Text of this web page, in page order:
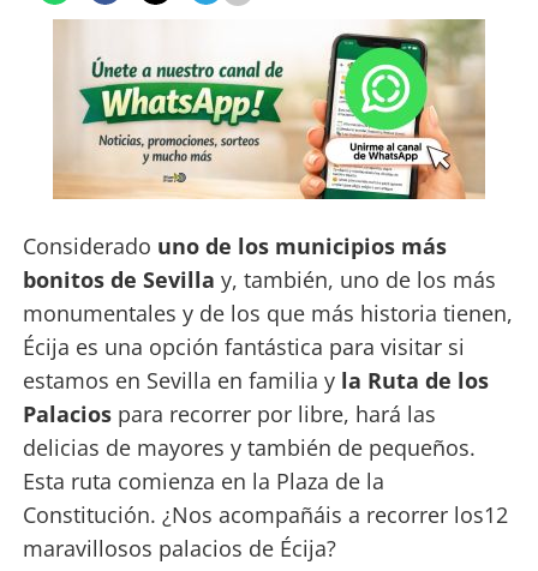
Considerado uno de los municipios más
bonitos de Sevilla y, también, uno de los más
monumentales y de los que más historia tienen,
Écija es una opción fantástica para visitar si
estamos en Sevilla en familia y la Ruta de los
Palacios para recorrer por libre, hará las
delicias de mayores y también de pequeños.
Esta ruta comienza en la Plaza de la
Constitución. ¿Nos acompañáis a recorrer los12
maravillosos palacios de Écija?